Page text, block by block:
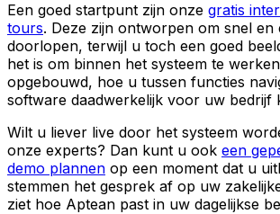
Een goed startpunt zijn onze gratis
tours. Deze zijn ontworpen om snel en
doorlopen, terwijl u toch een goed
het is om binnen het systeem te
opgebouwd, hoe u tussen functies
software daadwerkelijk voor uw bedrijf
Wilt u liever live door het systeem
onze experts? Dan kunt u ook een
demo plannen op een moment dat u
stemmen het gesprek af op uw
ziet hoe Aptean past in uw dagelijkse